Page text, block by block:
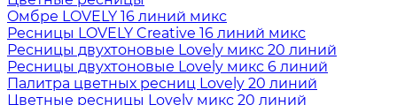
Oмбре LOVELY 16 линий микс
Ресницы LOVELY Creative 16 линий микс
Ресницы двухтоновые Lovely микс 20 линий
Ресницы двухтоновые Lovely микс 6 линий
Палитра цветных ресниц Lovely 20 линий
Цветные ресницы Lovely микс 20 линий